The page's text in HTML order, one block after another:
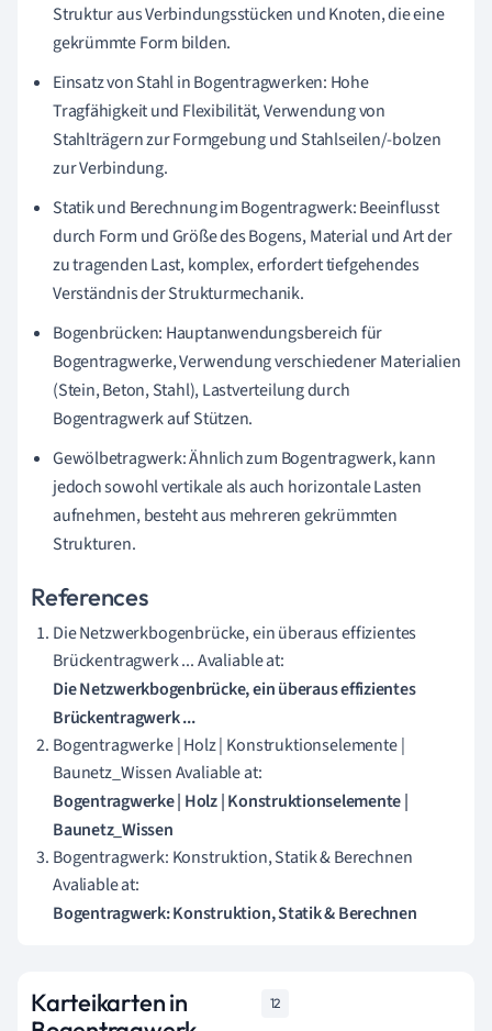
Struktur aus Verbindungsstücken und Knoten, die eine
gekrümmte Form bilden.
Einsatz von Stahl in Bogentragwerken: Hohe
Tragfähigkeit und Flexibilität, Verwendung von
Stahlträgern zur Formgebung und Stahlseilen/-bolzen
zur Verbindung.
Statik und Berechnung im Bogentragwerk: Beeinflusst
durch Form und Größe des Bogens, Material und Art der
zu tragenden Last, komplex, erfordert tiefgehendes
Verständnis der Strukturmechanik.
Bogenbrücken: Hauptanwendungsbereich für
Bogentragwerke, Verwendung verschiedener Materialien
(Stein, Beton, Stahl), Lastverteilung durch
Bogentragwerk auf Stützen.
Gewölbetragwerk: Ähnlich zum Bogentragwerk, kann
jedoch sowohl vertikale als auch horizontale Lasten
aufnehmen, besteht aus mehreren gekrümmten
Strukturen.
References
Die Netzwerkbogenbrücke, ein überaus effizientes
Brückentragwerk ... Avaliable at:
Die Netzwerkbogenbrücke, ein überaus effizientes
Brückentragwerk ...
Bogentragwerke | Holz | Konstruktionselemente |
Baunetz_Wissen Avaliable at:
Bogentragwerke | Holz | Konstruktionselemente |
Baunetz_Wissen
Bogentragwerk: Konstruktion, Statik & Berechnen
Avaliable at:
Bogentragwerk: Konstruktion, Statik & Berechnen
Karteikarten in
12